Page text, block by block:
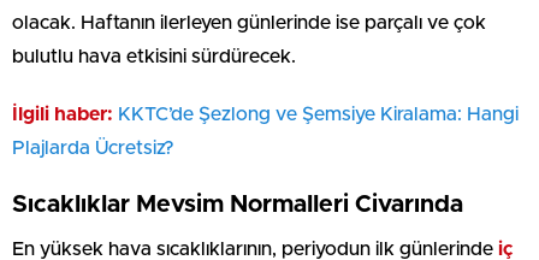
olacak. Haftanın ilerleyen günlerinde ise parçalı ve çok
bulutlu hava etkisini sürdürecek.
İlgili haber: KKTC’de Şezlong ve Şemsiye Kiralama: Hangi
Plajlarda Ücretsiz?
Sıcaklıklar Mevsim Normalleri Civarında
En yüksek hava sıcaklıklarının, periyodun ilk günlerinde iç